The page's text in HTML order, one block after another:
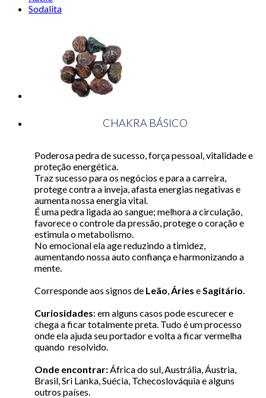
Sodalita
CHAKRA BÁSICO
Poderosa pedra de sucesso, força pessoal, vitalidade e
proteção energética.
Traz sucesso para os negócios e para a carreira,
protege contra a inveja, afasta energias negativas e
aumenta nossa energia vital.
É uma pedra ligada ao sangue; melhora a circulação,
favorece o controle da pressão, protege o coração e
estimula o metabolismo.
No emocional ela age reduzindo a timidez,
aumentando nossa auto confiança e harmonizando a
mente.
Corresponde aos signos de Leão,Áries eSagitário.
Curiosidades: em alguns casos pode escurecer e
chega a ficar totalmente preta. Tudo é um processo
onde ela ajuda seu portador e volta a ficar vermelha
quando resolvido.
Onde encontrar:África do sul, Austrália, Áustria,
Brasil, Sri Lanka, Suécia, Tchecoslováquia e alguns
outros países.